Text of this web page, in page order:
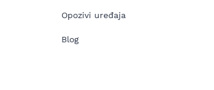
Opozivi uređaja
Blog